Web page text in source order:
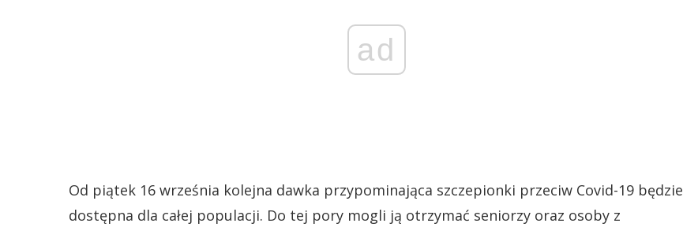
ad
Od piątek 16 września kolejna dawka przypominająca szczepionki przeciw Covid-19 będzie
dostępna dla całej populacji. Do tej pory mogli ją otrzymać seniorzy oraz osoby z